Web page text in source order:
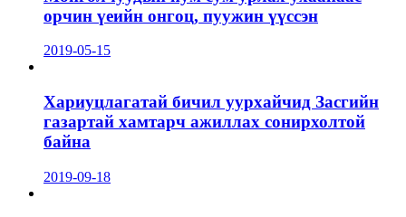
орчин үеийн онгоц, пуужин үүссэн
2019-05-15
Хариуцлагатай бичил уурхайчид Засгийн
газартай хамтарч ажиллах сонирхолтой
байна
2019-09-18